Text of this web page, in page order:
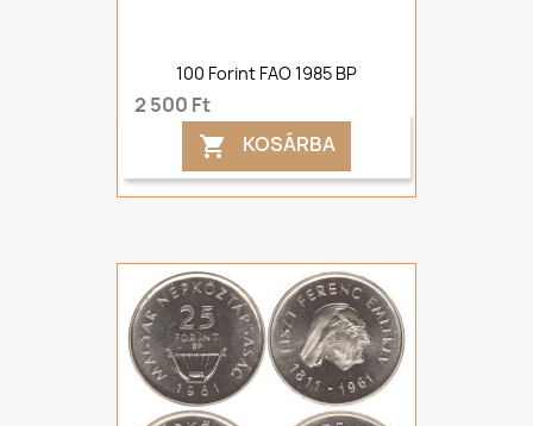
100 Forint FAO 1985 BP
2 500 Ft
 KOSÁRBA